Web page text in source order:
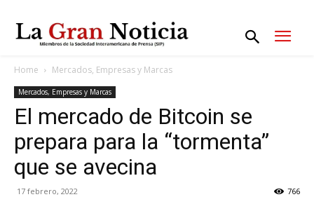
Home Mercados, Empresas y Marcas
Mercados, Empresas y Marcas
El mercado de Bitcoin se
prepara para la “tormenta”
que se avecina
17 febrero, 2022 766